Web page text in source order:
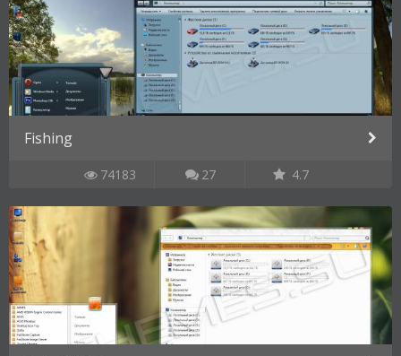
Fishing
74183 27 4.7